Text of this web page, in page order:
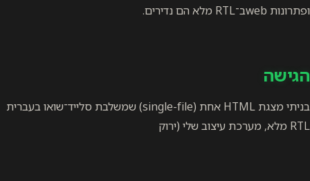
ופתרונות webב־RTL מלא הם נדירים.
הגישה
בניתי מצגת HTML אחת (single-file) שמשלבת סלייד־שואו בעברית
RTL מלא, מערכת עיצוב שלי (ירוק